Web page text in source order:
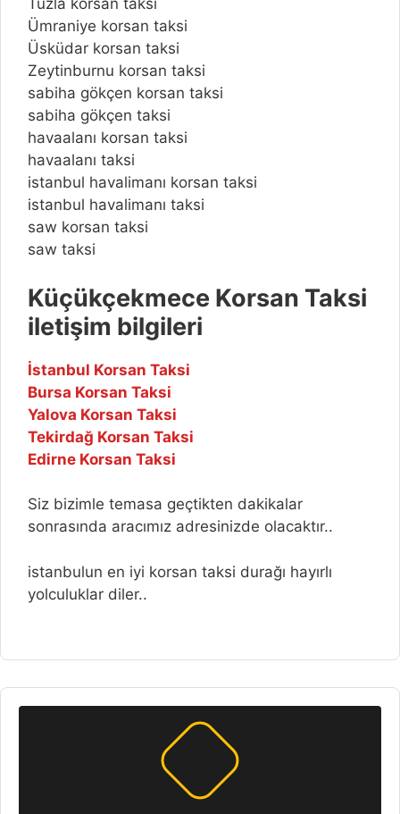
Tuzla korsan taksi
Ümraniye korsan taksi
Üsküdar korsan taksi
Zeytinburnu korsan taksi
sabiha gökçen korsan taksi
sabiha gökçen taksi
havaalanı korsan taksi
havaalanı taksi
istanbul havalimanı korsan taksi
istanbul havalimanı taksi
saw korsan taksi
saw taksi
Küçükçekmece Korsan Taksi
iletişim bilgileri
İstanbul Korsan Taksi
Bursa Korsan Taksi
Yalova Korsan Taksi
Tekirdağ Korsan Taksi
Edirne Korsan Taksi
Siz bizimle temasa geçtikten dakikalar
sonrasında aracımız adresinizde olacaktır..
istanbulun en iyi korsan taksi durağı hayırlı
yolculuklar diler..